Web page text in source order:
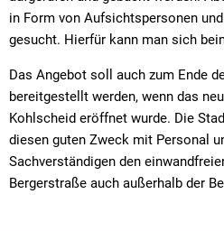
in Form von Aufsichtspersonen
gesucht. Hierfür kann man sich
Das Angebot soll auch zum Ende
bereitgestellt werden, wenn das
Kohlscheid eröffnet wurde. Die
diesen guten Zweck mit Personal
Sachverständigen den
Bergerstraße auch außerhalb der